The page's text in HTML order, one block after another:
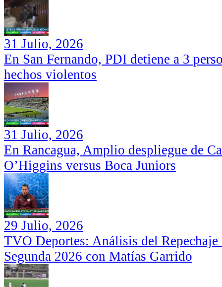
31 Julio, 2026
En San Fernando, PDI detiene a 3
hechos violentos
31 Julio, 2026
En Rancagua, Amplio despliegue de
O’Higgins versus Boca Juniors
29 Julio, 2026
TVO Deportes: Análisis del
Segunda 2026 con Matías Garrido